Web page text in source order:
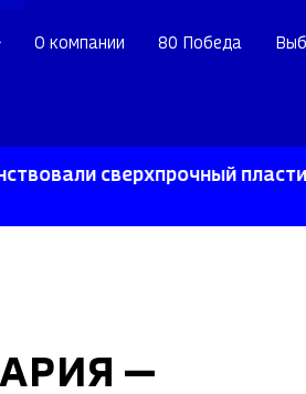
О компании 80 Победа
сверхпрочный пластик //В
—